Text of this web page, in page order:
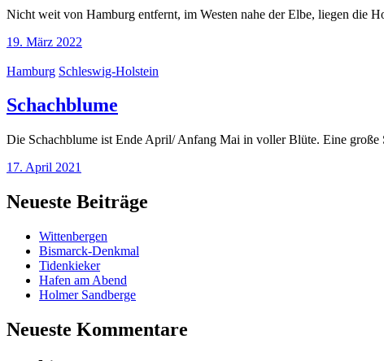
Nicht weit von Hamburg entfernt, im Westen nahe der Elbe, liegen die
19. März 2022
Hamburg Schleswig-Holstein
Schachblume
Die Schachblume ist Ende April/ Anfang Mai in voller Blüte. Eine
17. April 2021
Neueste Beiträge
Wittenbergen
Bismarck-Denkmal
Tidenkieker
Hafen am Abend
Holmer Sandberge
Neueste Kommentare